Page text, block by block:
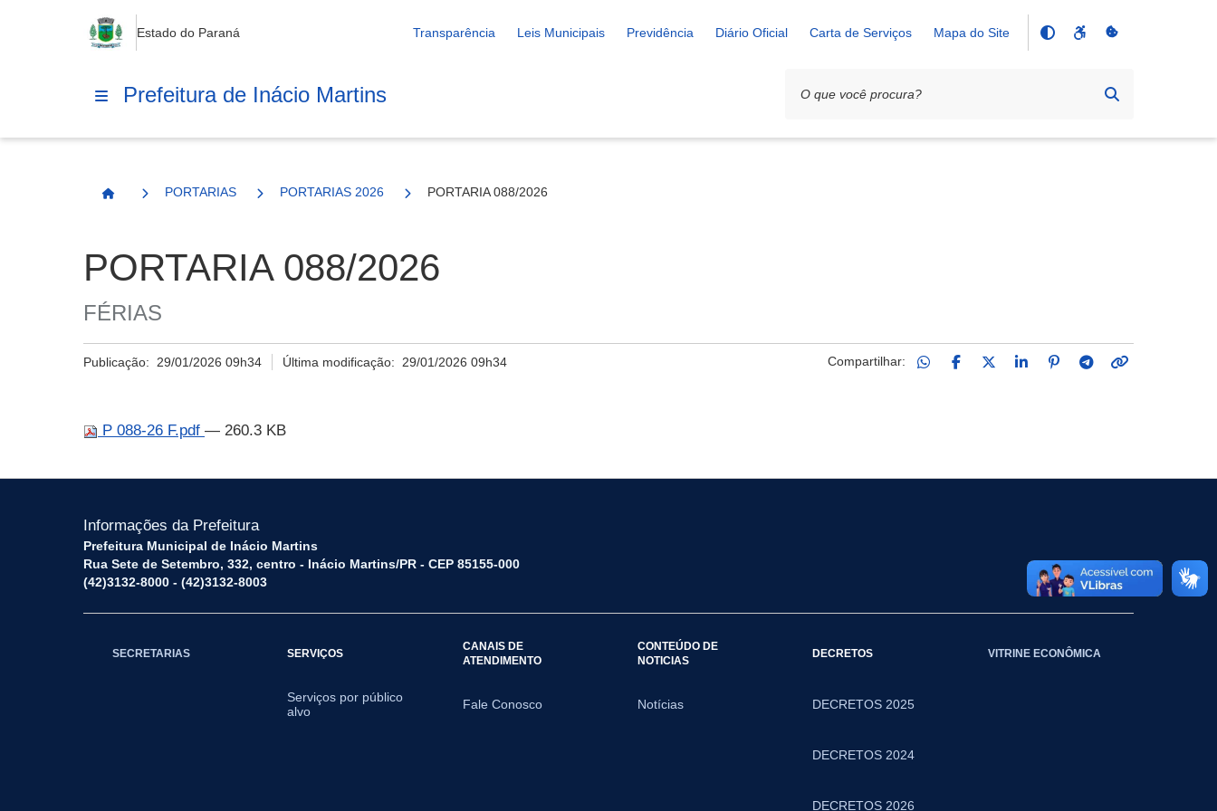
Estado do Paraná Transparência Leis Municipais Previdência Diário Oficial Carta de Serviços Mapa do Site
Prefeitura de Inácio Martins
Página Inicial
PORTARIAS PORTARIAS 2026 PORTARIA 088/2026
PORTARIA 088/2026
FÉRIAS
Publicação: 29/01/2026 09h34 Última modificação: 29/01/2026 09h34 Compartilhar:
P 088-26 F.pdf — 260.3 KB
Informações da Prefeitura
Prefeitura Municipal de Inácio Martins
Rua Sete de Setembro, 332, centro - Inácio Martins/PR - CEP 85155-000
(42)3132-8000 - (42)3132-8003
SECRETARIAS SERVIÇOS
Serviços por público
alvo
CANAIS DE
ATENDIMENTO
Fale Conosco
CONTEÚDO DE
NOTICIAS
Notícias
DECRETOS
DECRETOS 2025
DECRETOS 2024
DECRETOS 2026
VITRINE ECONÔMICA